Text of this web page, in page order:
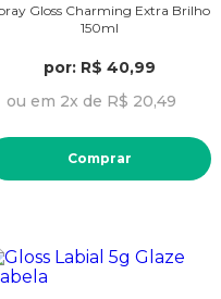
Gloss Charming Extra Brilho
150ml
por: R$ 40,99
ou em 2x de R$ 20,49
Comprar